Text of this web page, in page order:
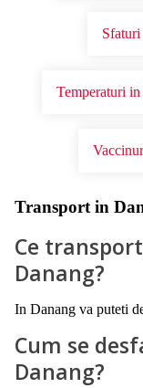
Temperaturi
Transport in
Ce
Danang?
In Danang va puteti
Cum se
Danang?